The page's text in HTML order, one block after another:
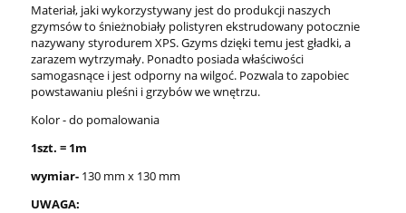
Materiał, jaki wykorzystywany jest do produkcji naszych
gzymsów to śnieżnobiały polistyren ekstrudowany potocznie
nazywany styrodurem XPS. Gzyms dzięki temu jest gładki, a
zarazem wytrzymały. Ponadto posiada właściwości
samogasnące i jest odporny na wilgoć. Pozwala to zapobiec
powstawaniu pleśni i grzybów we wnętrzu.
Kolor - do pomalowania
1szt. = 1m
wymiar- 130 mm x 130 mm
UWAGA: